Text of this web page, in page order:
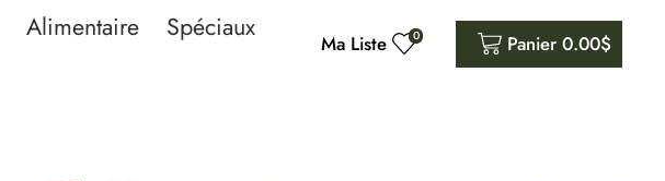
Alimentaire
Spéciaux
Ma Liste 0 Panier 0.00$